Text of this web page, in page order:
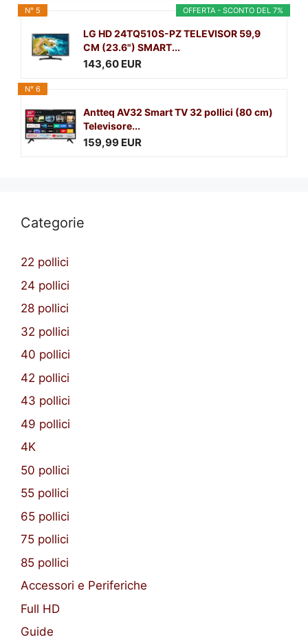
OFFERTA - SCONTO DEL 7%
N° 5
LG HD 24TQ510S-PZ TELEVISOR 59,9
CM (23.6") SMART...
143,60 EUR
N° 6
Antteq AV32 Smart TV 32 pollici (80 cm)
Televisore...
159,99 EUR
Categorie
22 pollici
24 pollici
28 pollici
32 pollici
40 pollici
42 pollici
43 pollici
49 pollici
4K
50 pollici
55 pollici
65 pollici
75 pollici
85 pollici
Accessori e Periferiche
Full HD
Guide